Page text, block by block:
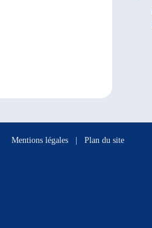
Mentions légales Plan du site